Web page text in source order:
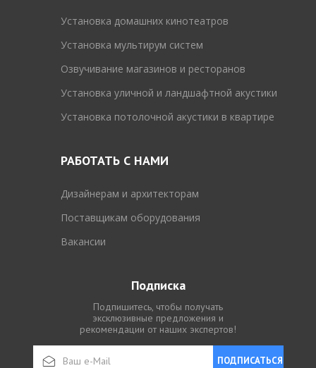
Установка домашних кинотеатров
Установка мультирум систем
Озвучивание магазинов и ресторанов
Установка уличной и ландшафтной акустики
Установка потолочной акустики в квартире
РАБОТАТЬ С НАМИ
Дизайнерам и архитекторам
Поставщикам оборудования
Вакансии
Подписка
Подпишитесь, чтобы получать
эксклюзивные предложения и
рекомендации от наших экспертов!
ПОДПИСАТЬСЯ